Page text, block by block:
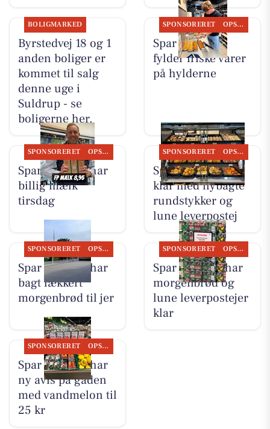
BOLIGMARKED
Byrstedvej 18 og 1
anden boliger er
kommet til salg
denne uge i
Suldrup - se
boligerne her.
SPONSORERET OPSLAGSTAVLEN
Spar Suldrup
fylder friske varer
på hylderne
SPONSORERET OPSLAGSTAVLEN
Spar Suldrup har
billig mælk
tirsdag
SPONSORERET OPSLAGSTAVLEN
Spar Suldrup er
klar med nybagte
rundstykker og
lune leverpostej
SPONSORERET OPSLAGSTAVLEN
Spar Suldrup har
bagt lækkert
morgenbrød til jer
SPONSORERET OPSLAGSTAVLEN
Spar Suldrup har
morgenbrød og
lune leverpostejer
klar
SPONSORERET OPSLAGSTAVLEN
Spar Suldrup har
ny avis på gaden
med vandmelon til
25 kr